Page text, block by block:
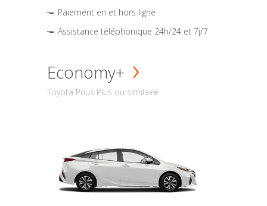
Paiement en et hors ligne
Assistance téléphonique 24h/24 et 7j/7
Economy+
Toyota Prius Plus ou similaire